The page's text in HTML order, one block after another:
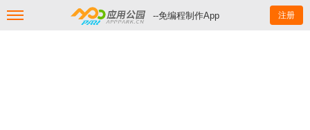
--免编程制作App 注册